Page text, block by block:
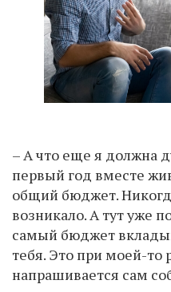
– А что еще я должна
первый год вместе
общий бюджет.
возникало. А тут уже
самый бюджет
тебя. Это при моей-то
напрашивается сам